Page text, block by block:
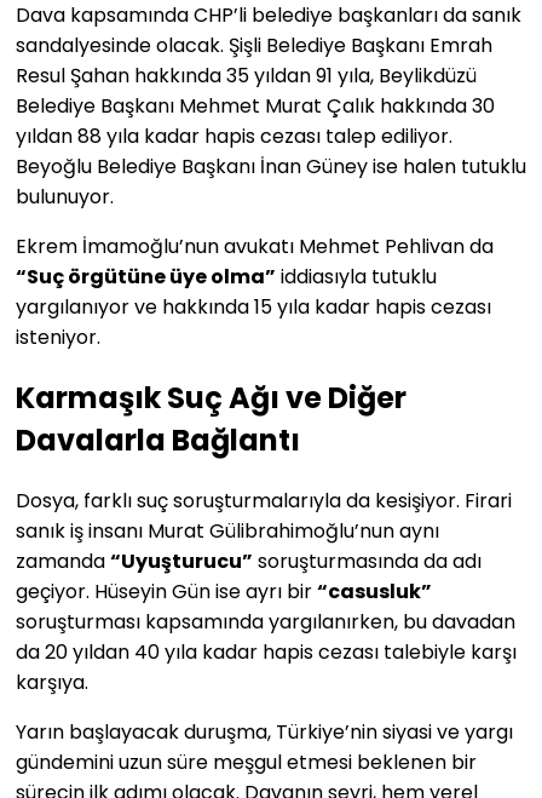
Dava kapsamında CHP’li belediye başkanları da sanık
sandalyesinde olacak. Şişli Belediye Başkanı Emrah
Resul Şahan hakkında 35 yıldan 91 yıla, Beylikdüzü
Belediye Başkanı Mehmet Murat Çalık hakkında 30
yıldan 88 yıla kadar hapis cezası talep ediliyor.
Beyoğlu Belediye Başkanı İnan Güney ise halen tutuklu
bulunuyor.
Ekrem İmamoğlu’nun avukatı Mehmet Pehlivan da
“Suç örgütüne üye olma” iddiasıyla tutuklu
yargılanıyor ve hakkında 15 yıla kadar hapis cezası
isteniyor.
Karmaşık Suç Ağı ve Diğer
Davalarla Bağlantı
Dosya, farklı suç soruşturmalarıyla da kesişiyor. Firari
sanık iş insanı Murat Gülibrahimoğlu’nun aynı
zamanda“Uyuşturucu” soruşturmasında da adı
geçiyor. Hüseyin Gün ise ayrı bir“casusluk”
soruşturması kapsamında yargılanırken, bu davadan
da 20 yıldan 40 yıla kadar hapis cezası talebiyle karşı
karşıya.
Yarın başlayacak duruşma, Türkiye’nin siyasi ve yargı
gündemini uzun süre meşgul etmesi beklenen bir